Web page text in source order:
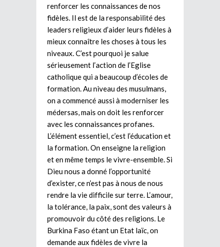
renforcer les connaissances de nos
fidèles. Il est de la responsabilité des
leaders religieux d’aider leurs fidèles à
mieux connaître les choses à tous les
niveaux. C’est pourquoi je salue
sérieusement l’action de l’Eglise
catholique qui a beaucoup d’écoles de
formation. Au niveau des musulmans,
on a commencé aussi à moderniser les
médersas, mais on doit les renforcer
avec les connaissances profanes.
L’élément essentiel, c’est l’éducation et
la formation. On enseigne la religion
et en même temps le vivre-ensemble. Si
Dieu nous a donné l’opportunité
d’exister, ce n’est pas à nous de nous
rendre la vie difficile sur terre. L’amour,
la tolérance, la paix, sont des valeurs à
promouvoir du côté des religions. Le
Burkina Faso étant un Etat laïc, on
demande aux fidèles de vivre la